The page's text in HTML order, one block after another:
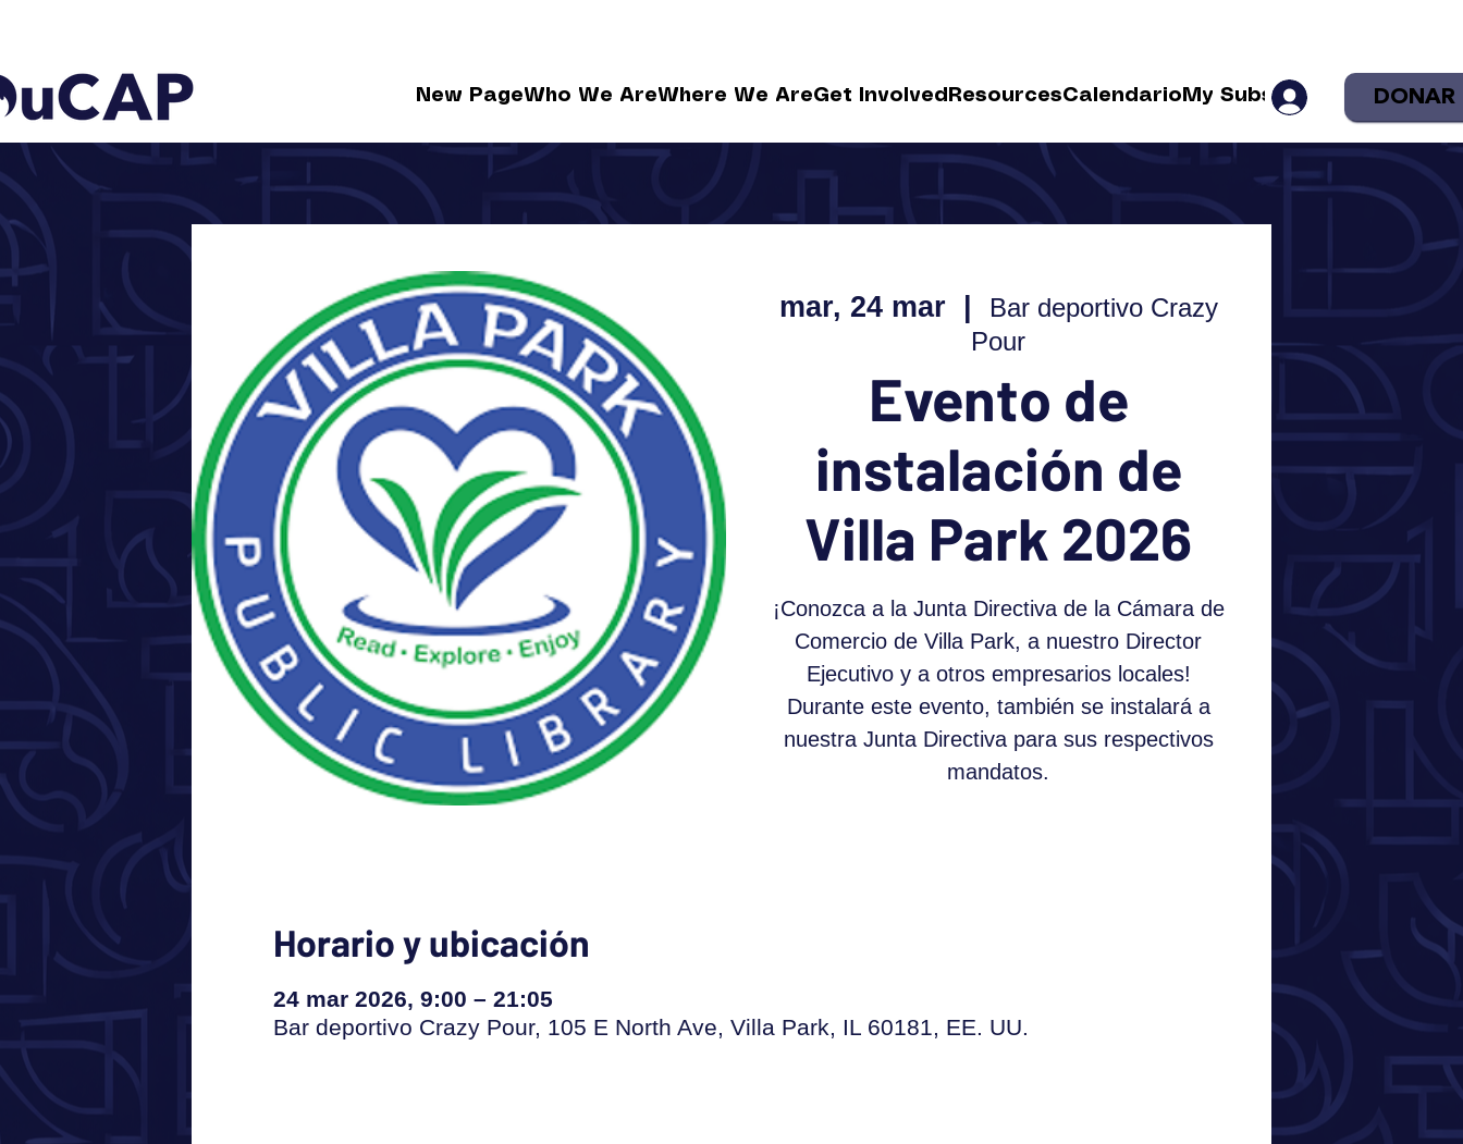
New PageWho We AreWhere We AreGet Involved ResourcesCalendario My Subscriptions Shop
DONAR
mar, 24 mar
Bar deportivo Crazy
Pour
Evento de
instalación de
Villa Park 2026
¡Conozca a la Junta Directiva de la Cámara de
Comercio de Villa Park, a nuestro Director
Ejecutivo y a otros empresarios locales!
Durante este evento, también se instalará a
nuestra Junta Directiva para sus respectivos
mandatos.
Horario y ubicación
24 mar 2026, 9:00 – 21:05
Bar deportivo Crazy Pour, 105 E North Ave, Villa Park, IL 60181, EE. UU.